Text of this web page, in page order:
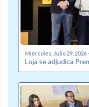
Miércoles, Julio 29, 2026
Loja se adjudica